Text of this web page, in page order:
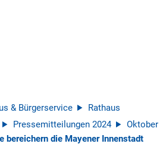
& Bürgerservice
Rathaus
Pressemitteilungen 2024
Oktober
bereichern die Mayener Innenstadt